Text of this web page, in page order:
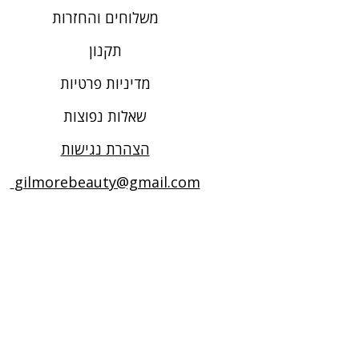
משלוחים והחזרות
תקנון
מדיניות פרטיות
שאלות נפוצות
הצהרת נגישות
gilmorebeauty@gmail.com